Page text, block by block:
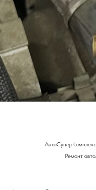
АвтоСуперКомплекс
Ремонт